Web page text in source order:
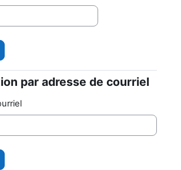
par adresse de courriel
par adresse de courriel